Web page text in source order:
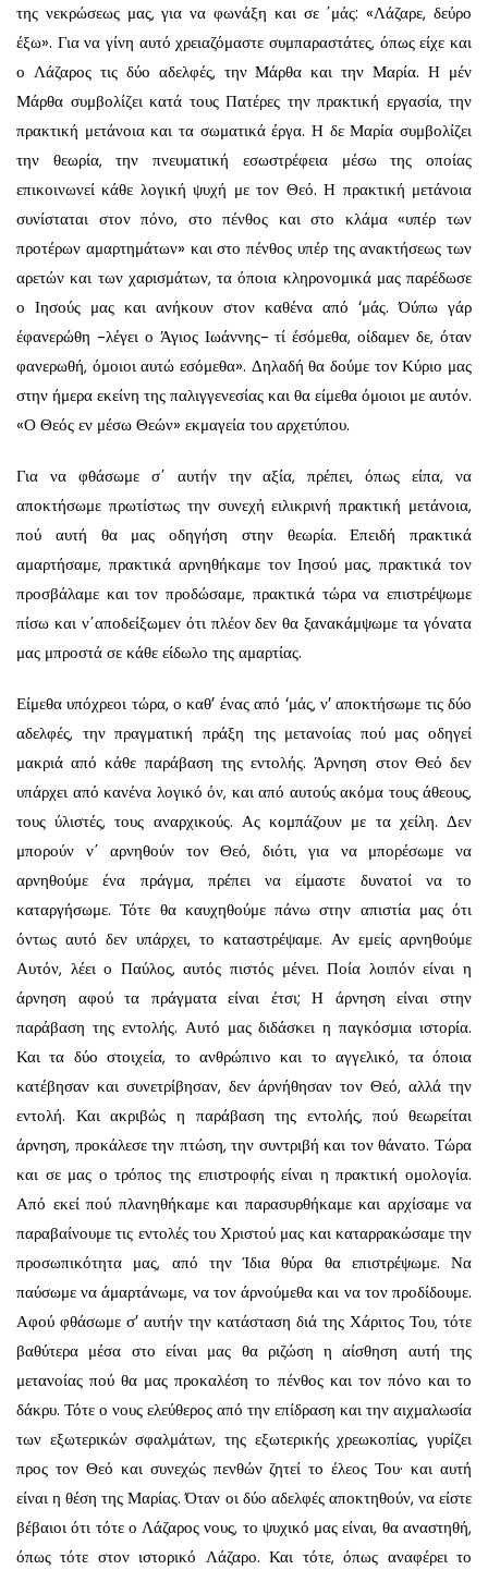
της νεκρώσεως μας, για να φωνάξη και σε ΄μάς: «Λάζαρε, δεύρο
έξω». Για να γίνη αυτό χρειαζόμαστε συμπαρα­στάτες, όπως είχε και
ο Λάζαρος τις δύο αδελφές, την Μάρθα και την Μαρία. Η μέν
Μάρθα συμβολίζει κατά τους Πατέρες την πρακτική εργασία, την
πρακτική μετάνοια και τα σωματικά έργα. Η δε Μαρία συμβολίζει
την θεωρία, την πνευματική εσωστρέφεια μέσω της οποίας
επικοινωνεί κάθε λογική ψυχή με τον Θεό. Η πρακτική μετάνοια
συνίσταται στον πόνο, στο πένθος και στο κλάμα «υπέρ των
προτέρων αμαρτημάτων» και στο πένθος υπέρ της ανακτήσεως των
αρετών και των χαρισμάτων, τα όποια κληρονομικά μας παρέδωσε
ο Ιησούς μας και ανήκουν στον καθένα από ‘μάς. Όύπω γάρ
έφανερώθη -λέγει ο Άγιος Ιωάννης- τί έσόμεθα, οίδαμεν δε, όταν
φανερωθή, όμοιοι αυτώ εσόμεθα». Δηλαδή θα δούμε τον Κύριο μας
στην ήμερα εκείνη της παλιγγενεσίας και θα είμεθα όμοιοι με αυτόν.
«Ο Θεός εν μέσω Θεών» εκμαγεία του αρχετύπου.
Για να φθάσωμε σ΄ αυτήν την αξία, πρέπει, όπως είπα, να
αποκτήσωμε πρωτίστως την συνεχή ειλικρινή πρακτική μετάνοια,
πού αυτή θα μας οδηγήση στην θεωρία. Επειδή πρακτικά
αμαρτήσαμε, πρακτικά αρ­νηθήκαμε τον Ιησού μας, πρακτικά τον
προσβάλαμε και τον προδώσαμε, πρακτικά τώρα να επιστρέψωμε
πίσω και ν΄αποδείξωμεν ότι πλέον δεν θα ξανακάμψω­με τα γόνατα
μας μπροστά σε κάθε είδωλο της αμαρτίας.
Είμεθα υπόχρεοι τώρα, ο καθ’ ένας από ‘μάς, ν’ αποκτήσωμε τις δύο
αδελφές, την πραγματική πράξη της μετανοίας πού μας οδηγεί
μακριά από κάθε παράβαση της εντολής. Άρνηση στον Θεό δεν
υπάρχει από κανένα λογικό όν, και από αυτούς ακόμα τους άθεους,
τους ύλιστές, τους αναρχικούς. Ας κομπάζουν με τα χείλη. Δεν
μπορούν ν΄ αρνηθούν τον Θεό, διότι, για να μπορέσωμε να
αρνηθούμε ένα πράγμα, πρέπει να είμαστε δυνατοί να το
καταργήσωμε. Τότε θα καυχη­θούμε πάνω στην απιστία μας ότι
όντως αυτό δεν υπάρχει, το καταστρέψαμε. Αν εμείς αρνηθούμε
Αυτόν, λέει ο Παύλος, αυτός πιστός μένει. Ποία λοιπόν είναι η
άρνηση αφού τα πράγματα είναι έτσι; Η άρνηση είναι στην
παράβαση της εντολής. Αυτό μας διδάσκει η πα­γκόσμια ιστορία.
Και τα δύο στοιχεία, το ανθρώπινο και το αγγελικό, τα όποια
κατέβησαν και συνετρίβησαν, δεν άρνήθησαν τον Θεό, αλλά την
εντολή. Και ακριβώς η παράβαση της εντολής, πού θεωρείται
άρνηση, προκά­λεσε την πτώση, την συντριβή και τον θάνατο. Τώρα
και σε μας ο τρόπος της επιστροφής είναι η πρακτική ομολογία.
Από εκεί πού πλανηθήκαμε και παρασυρ­θήκαμε και αρχίσαμε να
παραβαίνουμε τις εντολές του Χριστού μας και καταρρακώσαμε την
προσωπικότητα μας, από την Ίδια θύρα θα επιστρέψωμε. Να
παύσωμε να άμαρτάνωμε, να τον άρνούμεθα και να τον προδί­δουμε.
Αφού φθάσωμε σ’ αυτήν την κατάσταση διά της Χάριτος Του, τότε
βαθύτερα μέσα στο είναι μας θα ριζώση η αίσθηση αυτή της
μετανοίας πού θα μας προκαλέση το πένθος και τον πόνο και το
δάκρυ. Τότε ο νους ελεύθερος από την επίδραση και την αιχμαλωσία
των εξωτερικών σφαλμάτων, της εξωτερικής χρεωκοπίας, γυρίζει
προς τον Θεό και συνεχώς πενθών ζητεί το έλεος Του· και αυτή
είναι η θέση της Μαρίας. Όταν οι δύο αδελφές αποκτηθούν, να είστε
βέβαιοι ότι τότε ο Λάζαρος νους, το ψυχικό μας είναι, θα αναστηθή,
όπως τότε στον ιστορικό Λάζαρο. Και τότε, όπως αναφέρει το